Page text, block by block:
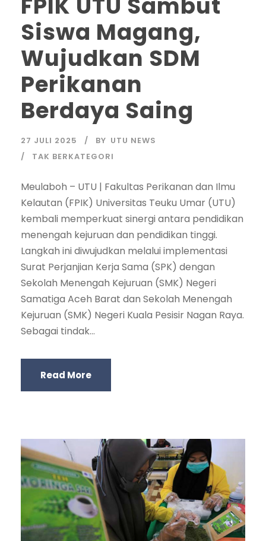
FPIK UTU Sambut
Siswa Magang,
Wujudkan SDM
Perikanan
Berdaya Saing
27 JULI 2025 BY UTU NEWS
TAK BERKATEGORI
Meulaboh – UTU | Fakultas Perikanan dan Ilmu
Kelautan (FPIK) Universitas Teuku Umar (UTU)
kembali memperkuat sinergi antara pendidikan
menengah kejuruan dan pendidikan tinggi.
Langkah ini diwujudkan melalui implementasi
Surat Perjanjian Kerja Sama (SPK) dengan
Sekolah Menengah Kejuruan (SMK) Negeri
Samatiga Aceh Barat dan Sekolah Menengah
Kejuruan (SMK) Negeri Kuala Pesisir Nagan Raya.
Sebagai tindak...
Read More